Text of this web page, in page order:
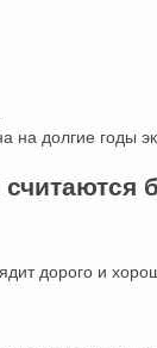
на долгие годы
дорого и